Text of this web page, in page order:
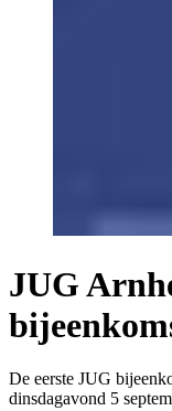
JUG
De eerste JUG
dinsdagavond 5